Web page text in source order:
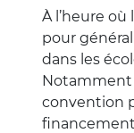
À l’heure où
pour
dans les
Notamment
convention